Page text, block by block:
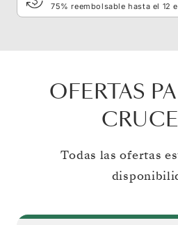
75% reembolsable hasta el 12
OFERTAS
Todas las ofertas